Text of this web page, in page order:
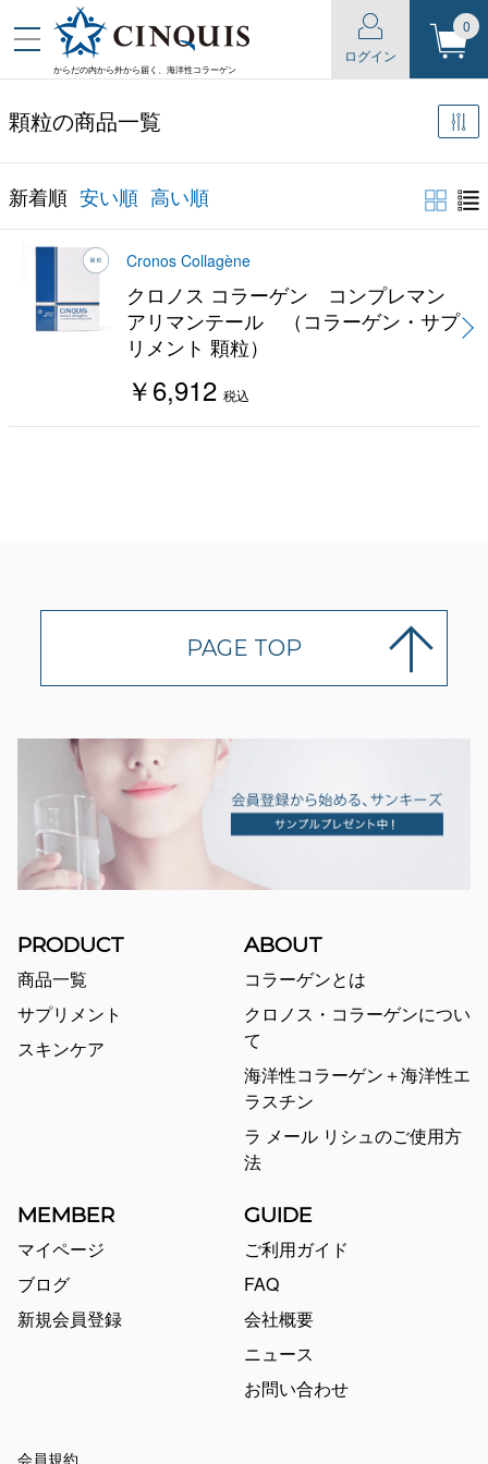
からだの内から外から届く、海洋性コラーゲン
ログイン
0
顆粒の商品一覧
新着順 安い順 高い順
Cronos Collagène
クロノス コラーゲン コンプレマン
アリマンテール （コラーゲン・サプ
リメント 顆粒）
￥6,912 税込
PAGE TOP
PRODUCT
商品一覧
サプリメント
スキンケア
ABOUT
コラーゲンとは
クロノス・コラーゲンについ
て
海洋性コラーゲン＋海洋性エ
ラスチン
ラ メール リシュのご使用方
法
MEMBER
マイページ
ブログ
新規会員登録
GUIDE
ご利用ガイド
FAQ
会社概要
ニュース
お問い合わせ
会員規約